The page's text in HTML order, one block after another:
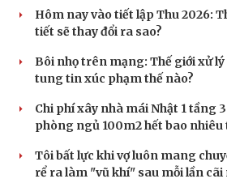
Cửa sổ tình yêu
Kể chuyện cho bé
Hôm nay vào tiết lập Thu 2026:
tiết sẽ thay đổi ra sao?
Bôi nhọ trên mạng: Thế giới xử
tung tin xúc phạm thế nào?
Chi phí xây nhà mái Nhật 1 tầng 3
phòng ngủ 100m2 hết bao nhiêu
Tôi bất lực khi vợ luôn mang
rể ra làm "vũ khí" sau mỗi lần cãi